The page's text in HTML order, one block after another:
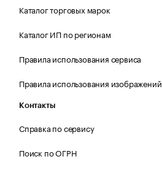
Каталог торговых марок
Каталог ИП по регионам
Правила использования сервиса
Правила использования изображений
Контакты
Справка по сервису
Поиск по ОГРН